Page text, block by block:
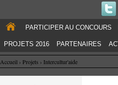
PARTICIPER AU CONCOURS
PROJETS 2016 PARTENAIRES
Accueil › Projets › Intercultur'aide